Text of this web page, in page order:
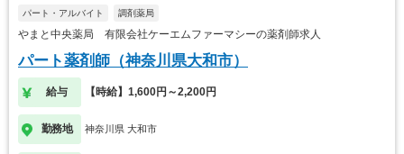
パート・アルバイト 調剤薬局
やまと中央薬局 有限会社ケーエムファーマシーの薬剤師求人
パート薬剤師（神奈川県大和市）
給与 【時給】1,600円～2,200円
勤務地 神奈川県 大和市